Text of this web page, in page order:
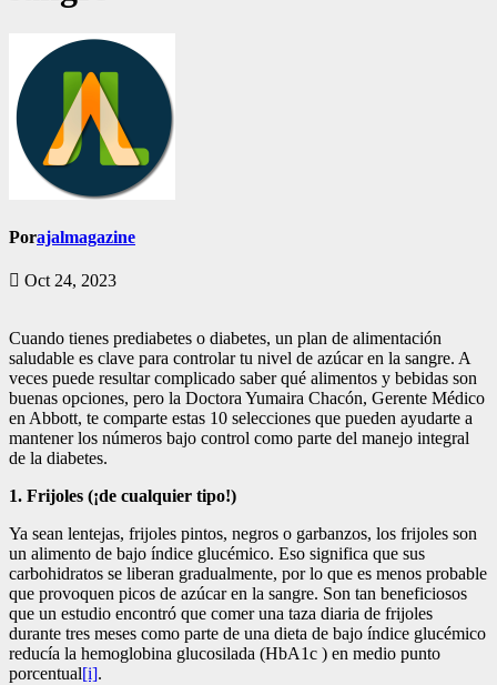
Porajalmagazine
Oct 24, 2023
Cuando tienes prediabetes o diabetes, un plan de alimentación
saludable es clave para controlar tu nivel de azúcar en la sangre. A
veces puede resultar complicado saber qué alimentos y bebidas son
buenas opciones, pero la Doctora Yumaira Chacón, Gerente Médico
en Abbott, te comparte estas 10 selecciones que pueden ayudarte a
mantener los números bajo control como parte del manejo integral
de la diabetes.
1. Frijoles (¡de cualquier tipo!)
Ya sean lentejas, frijoles pintos, negros o garbanzos, los frijoles son
un alimento de bajo índice glucémico. Eso significa que sus
carbohidratos se liberan gradualmente, por lo que es menos probable
que provoquen picos de azúcar en la sangre. Son tan beneficiosos
que un estudio encontró que comer una taza diaria de frijoles
durante tres meses como parte de una dieta de bajo índice glucémico
reducía la hemoglobina glucosilada (HbA1c ) en medio punto
porcentual[i].